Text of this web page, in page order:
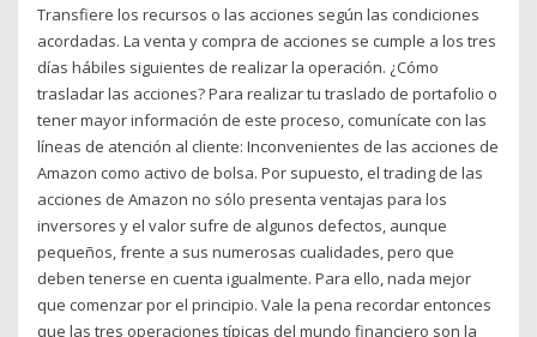
Transfiere los recursos o las acciones según las condiciones
acordadas. La venta y compra de acciones se cumple a los tres
días hábiles siguientes de realizar la operación. ¿Cómo
trasladar las acciones? Para realizar tu traslado de portafolio o
tener mayor información de este proceso, comunícate con las
líneas de atención al cliente: Inconvenientes de las acciones de
Amazon como activo de bolsa. Por supuesto, el trading de las
acciones de Amazon no sólo presenta ventajas para los
inversores y el valor sufre de algunos defectos, aunque
pequeños, frente a sus numerosas cualidades, pero que
deben tenerse en cuenta igualmente. Para ello, nada mejor
que comenzar por el principio. Vale la pena recordar entonces
que las tres operaciones típicas del mundo financiero son la